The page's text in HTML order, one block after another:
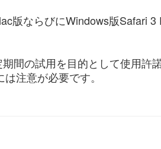
版ならびにWindows版Safari
間の試用を目的として使用許
注意が必要です。